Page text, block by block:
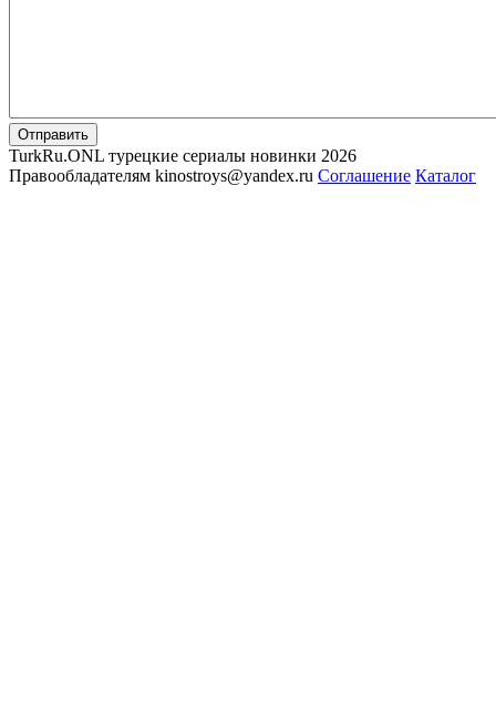
Отправить
TurkRu.ONL турецкие сериалы новинки 2026
Правообладателям kinostroys@yandex.ru Соглашение Каталог